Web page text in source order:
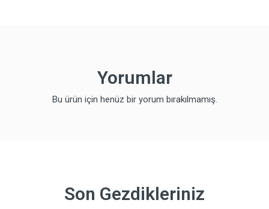
Yorumlar
Bu ürün için henüz bir yorum bırakılmamış.
Son Gezdikleriniz